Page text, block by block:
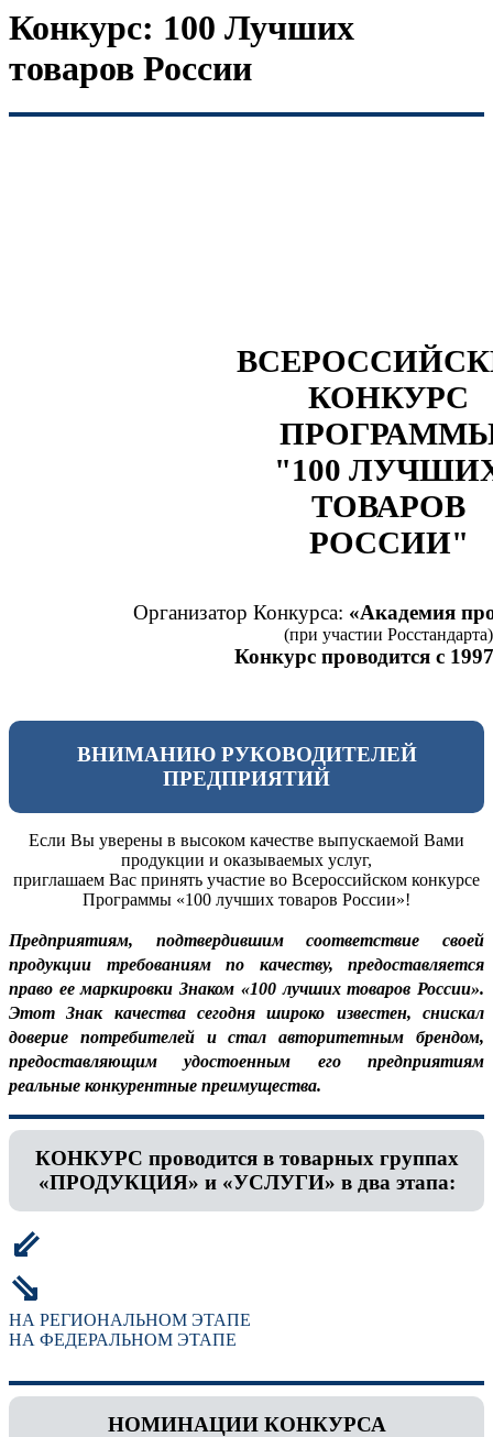
Конкурс: 100 Лучших
товаров России
КОНКУРС
"100
ТОВАРОВ
РОССИИ"
Организатор Конкурса: «Академия
(при участии Росстандарта)
Конкурс проводится с
ВНИМАНИЮ РУКОВОДИТЕЛЕЙ
ПРЕДПРИЯТИЙ
Если Вы уверены в высоком качестве выпускаемой Вами
продукции и оказываемых услуг,
приглашаем Вас принять участие во Всероссийском конкурсе
Программы «100 лучших товаров России»!
Предприятиям, подтвердившим соответствие своей
продукции требованиям по качеству, предоставляется
право ее маркировки Знаком «100 лучших товаров России».
Этот Знак качества сегодня широко известен, снискал
доверие потребителей и стал авторитетным брендом,
предоставляющим удостоенным его предприятиям
реальные конкурентные преимущества.
КОНКУРС проводится в товарных группах
«ПРОДУКЦИЯ» и «УСЛУГИ» в два этапа:
⇙
⇘
НА РЕГИОНАЛЬНОМ ЭТАПЕ
НА ФЕДЕРАЛЬНОМ ЭТАПЕ
НОМИНАЦИИ КОНКУРСА